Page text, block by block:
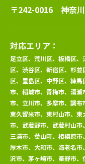
〒242-0016 神奈
対応エリア：
足立区、荒川区、板橋区
区、渋谷区、新宿区、杉
区、豊島区、中野区、練
市、稲城市、青梅市、清
市、立川市、多摩市、調布
東久留米市、東村山市、
市、武蔵野市、武蔵村山市
三浦市、葉山町、相模原市、
厚木市、大和市、海老名
沢市、茅ヶ崎市、秦野市、